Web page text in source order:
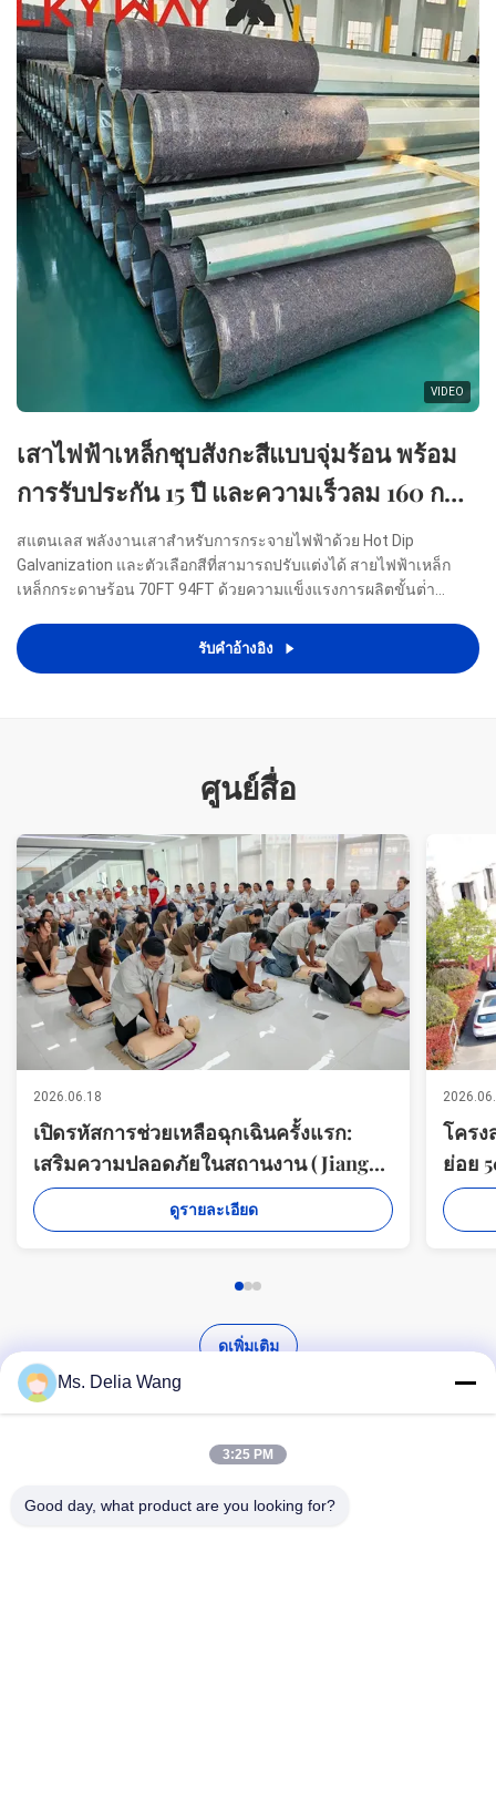
VIDEO
เสาไฟฟ้าเหล็กชุบสังกะสีแบบจุ่มร้อน พร้อม
การรับประกัน 15 ปี และความเร็วลม 160 กม./
ชม. สำหรับการกระจายกระแสไฟฟ้า
สแตนเลส พลังงานเสาสําหรับการกระจายไฟฟ้าด้วย Hot Dip
Galvanization และตัวเลือกสีที่สามารถปรับแต่งได้ สายไฟฟ้าเหล็ก
เหล็กกระดาษร้อน 70FT 94FT ด้วยความแข็งแรงการผลิตขั้นต่ํา
มัลติพีระมิด, คอลัมนิฟอร์ม, โพลิแกนอล หรือคอนิก วัสดุ ปกติ
Q345B/A572 ...
รับคําอ้างอิง
ศูนย์สื่อ
2026.06.18
เปิดรหัสการช่วยเหลือฉุกเฉินครั้งแรก:
เสริมความปลอดภัยในสถานงาน (Jiangsu
Milky Way Steel Poles Co., Ltd Organ)
ดูรายละเอียด
โครง
ย่อย
สำเร็
ดูเพิ่มเติม
ค้นหาสินค้าคุณภาพสูง
Ms. Delia Wang
3:25 PM
Good day, what product are you looking for?